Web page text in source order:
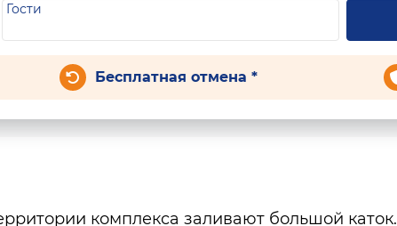
Гости
Бесплатная отмена *
комплекса заливают большой